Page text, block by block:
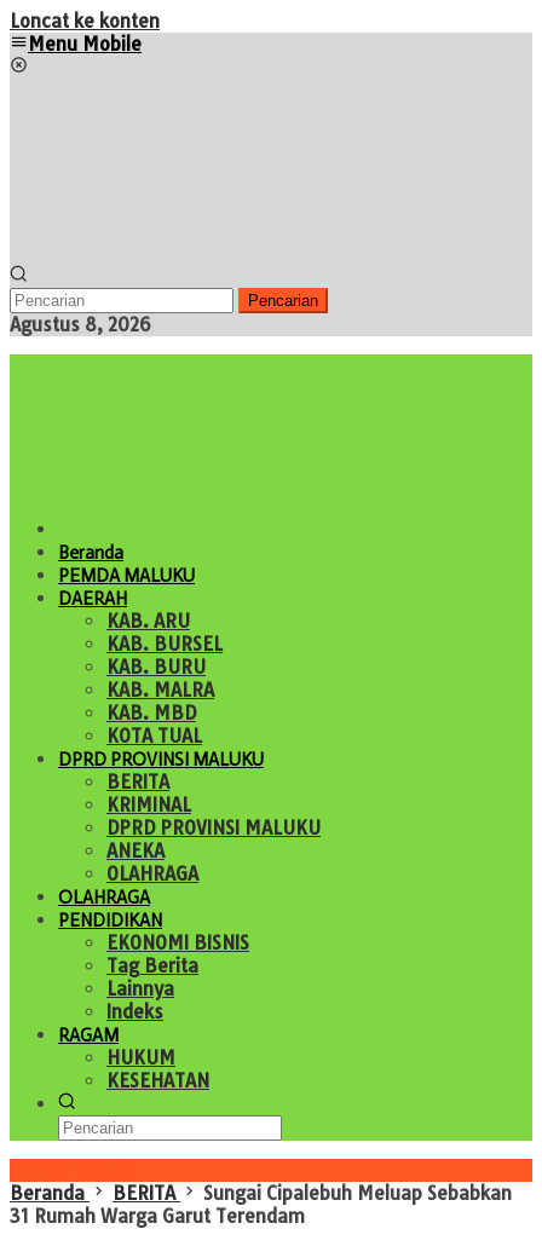
Loncat ke konten
Menu Mobile
Pencarian
Agustus 8, 2026
Beranda
PEMDA MALUKU
DAERAH
KAB. ARU
KAB. BURSEL
KAB. BURU
KAB. MALRA
KAB. MBD
KOTA TUAL
DPRD PROVINSI MALUKU
BERITA
KRIMINAL
DPRD PROVINSI MALUKU
ANEKA
OLAHRAGA
OLAHRAGA
PENDIDIKAN
EKONOMI BISNIS
Tag Berita
Lainnya
Indeks
RAGAM
HUKUM
KESEHATAN
Beranda
BERITA
Sungai Cipalebuh Meluap Sebabkan
31 Rumah Warga Garut Terendam